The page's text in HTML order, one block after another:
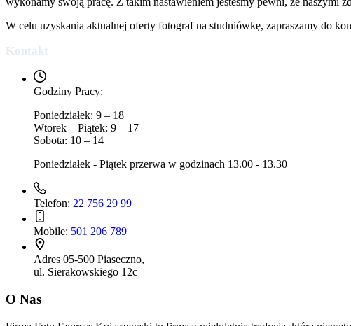
W celu uzyskania aktualnej oferty fotograf na studniówkę, zapraszamy do
Kontakt
Godziny Pracy:
Poniedziałek: 9 – 18
Wtorek – Piątek: 9 – 17
Sobota: 10 – 14
Poniedziałek - Piątek przerwa w godzinach 13.00 - 13.30
Telefon: 22 756 29 99
Mobile: 501 206 789
Adres 05-500 Piaseczno,
ul. Sierakowskiego 12c
O Nas